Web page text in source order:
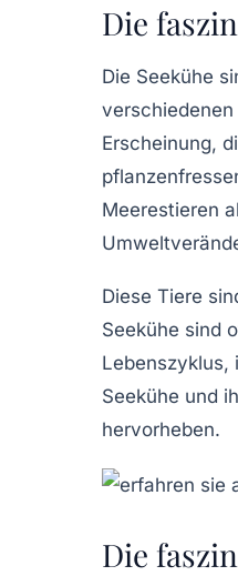
Die
Die Seekühe
Erscheinung,
Meerestieren
Diese Tiere
Seekühe sind
Lebenszyklus,
Seekühe und
hervorheben.
Die